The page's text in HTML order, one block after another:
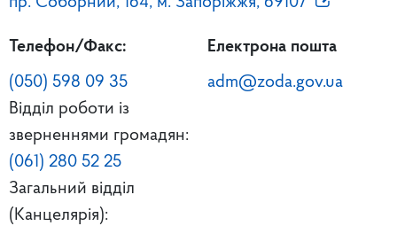
Телефон/Факс:
(050) 598 09 35
Відділ роботи із
зверненнями громадян:
(061) 280 52 25
Загальний відділ
(Канцелярія):
Електрона пошта
adm@zoda.gov.ua